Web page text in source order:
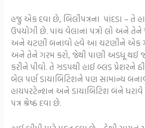
હજુ એક દવા છે, બિલીપત્રના પાંદડા – તે
ઉપયોગી છે. પાંચ વેલાનાં પત્રો લો અને તેને
અને ચટણી બનાવો હવે આ ચટણીને એક
અને તેને ગરમ કરો, જેથી પાણી અડધૂ થઈ
કરીને પીવો. તે ઝડપથી હાઈ બ્લડ
બેલ પર્ણ ડાયાબિટિશને પણ સામાન્ય
હાયપરટેન્શન અને ડાયાબિટિશ બંને
પત્ર શ્રેષ્ઠ દવા છે.